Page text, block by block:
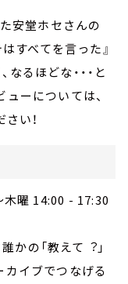
安堂ホセさんの
すべてを言った』
るほどな・・・と
ーについては、
い！
木曜 14:00 - 17:30
かの「教えて︖」
カイブでつなげる